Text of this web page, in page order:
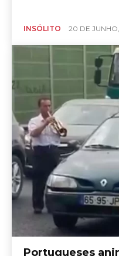
INSÓLITO 20 DE
Portugueses